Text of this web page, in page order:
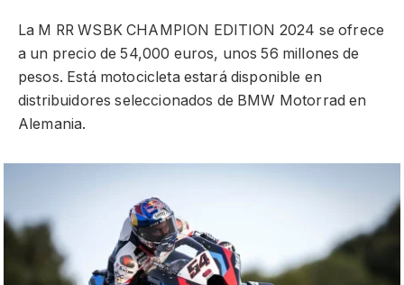
La M RR WSBK CHAMPION EDITION 2024 se ofrece
a un precio de 54,000 euros, unos 56 millones de
pesos. Está motocicleta estará disponible en
distribuidores seleccionados de BMW Motorrad en
Alemania.